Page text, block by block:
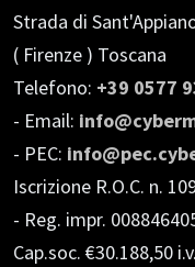
Strada di
( Firenze ) Toscana
Telefono: +39 0577
- Email:
- PEC:
Iscrizione R.O.C. n.
- Reg. impr.
Cap.soc. €30.188,50 i.v.